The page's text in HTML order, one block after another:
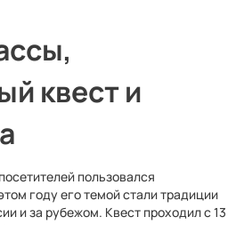
квест и
пользовался
году его темой стали традиции
и за рубежом. Квест проходил с 13